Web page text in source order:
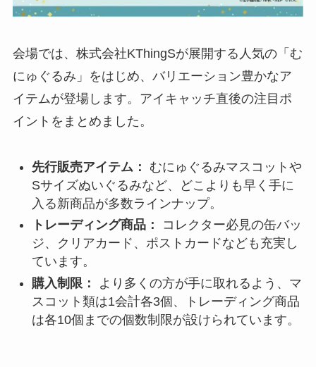
会場では、株式会社KThingSが展開する人気の「む
にゅぐるみ」をはじめ、バリエーション豊かなア
イテムが登場します。アイキャッチ直後の注目ポ
イントをまとめました。
先行販売アイテム：
むにゅぐるみマスコットや
Sサイズぬいぐるみなど、どこよりも早く手に
入る新商品が多数ラインナップ。
トレーディング商品：
コレクター必見の缶バッ
ジ、クリアカード、ポストカードなども充実し
ています。
購入制限：
より多くの方が手に取れるよう、マ
スコット類は1会計各3個、トレーディング商品
は各10個までの個数制限が設けられています。